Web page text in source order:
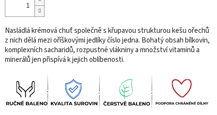
Nasládlá krémová chuť společně s křupavou strukturou kešu ořechů
z nich dělá mezi oříškovými jedlíky číslo jedna. Bohatý obsah bílkovin,
komplexních sacharidů, rozpustné vlákniny a množství vitaminů a
minerálů jen přispívá k jejich oblíbenosti.